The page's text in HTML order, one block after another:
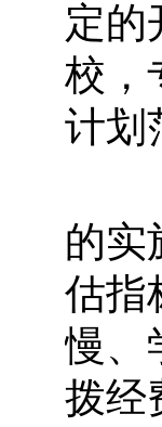
定的
校，
计划
的实
估指
慢、
拨经